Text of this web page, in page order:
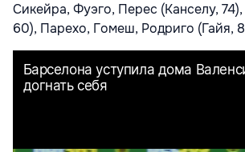
Сикейра, Фуэго, Перес (Канселу,
60), Парехо, Гомеш, Родриго (Гайя,